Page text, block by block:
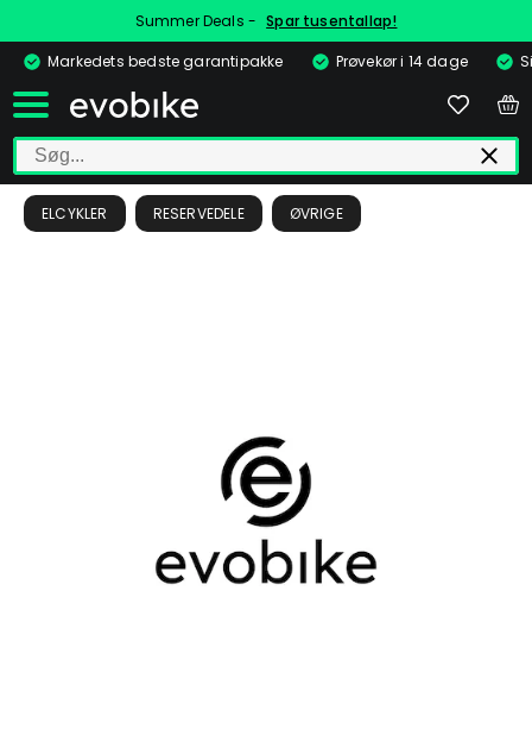
Summer Deals - Spar tusentallap!
Markedets bedste garantipakke
Prøvekør i 14 dage
ELCYKLER RESERVEDELE ØVRIGE